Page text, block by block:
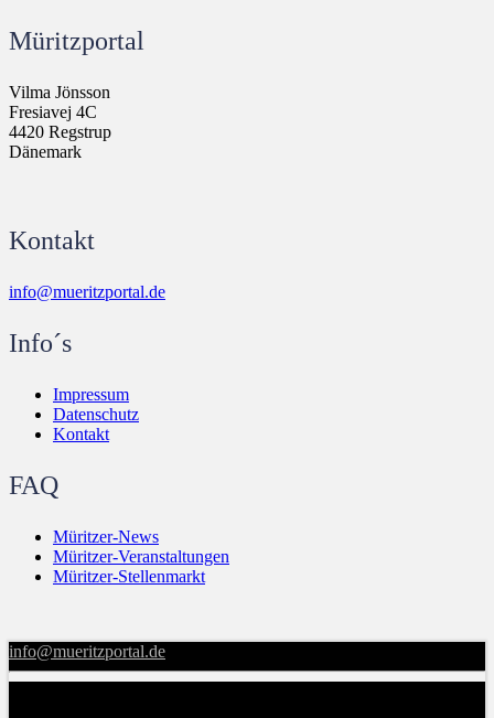
Müritzportal
Vilma Jönsson
Fresiavej 4C
4420 Regstrup
Dänemark
Kontakt
info@mueritzportal.de
Info´s
Impressum
Datenschutz
Kontakt
FAQ
Müritzer-News
Müritzer-Veranstaltungen
Müritzer-Stellenmarkt
info@mueritzportal.de